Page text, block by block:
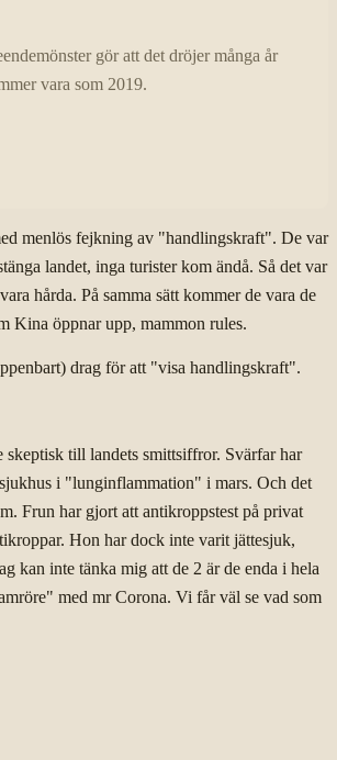
gör att det dröjer många år
vara som 2019.
menlös fejkning av "handlingskraft". De var
landet, inga turister kom ändå. Så det var
hårda. På samma sätt kommer de vara de
Kina öppnar upp, mammon rules.
drag för att "visa handlingskraft".
skeptisk till landets smittsiffror. Svärfar har
i "lunginflammation" i mars. Och det
Frun har gjort att antikroppstest på privat
Hon har dock inte varit jättesjuk,
kan inte tänka mig att de 2 är de enda i hela
med mr Corona. Vi får väl se vad som